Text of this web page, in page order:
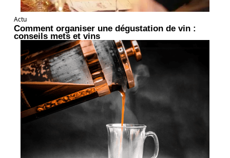
Actu
Comment organiser une dégustation de vin :
conseils mets et vins